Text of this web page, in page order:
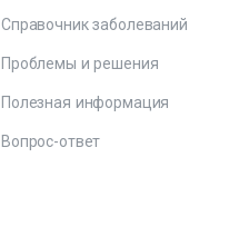
Справочник заболеваний
Проблемы и решения
Полезная информация
Вопрос-ответ